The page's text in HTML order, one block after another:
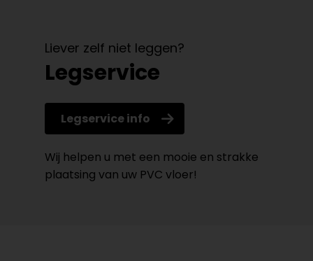
Liever zelf niet leggen?
Legservice
Legservice info
Wij helpen u met een mooie en strakke
plaatsing van uw PVC vloer!